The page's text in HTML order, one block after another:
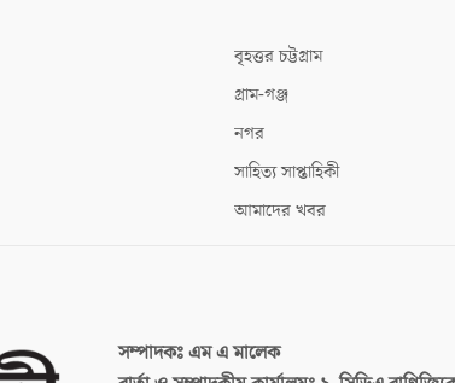
বৃহত্তর চট্টগ্রাম
গ্রাম-গঞ্জ
নগর
সাহিত্য সাপ্তাহিকী
আমাদের খবর
সম্পাদকঃএম এ মালেক